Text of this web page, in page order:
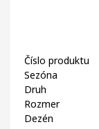
Číslo produktu
Sezóna
Druh
Rozmer
Dezén